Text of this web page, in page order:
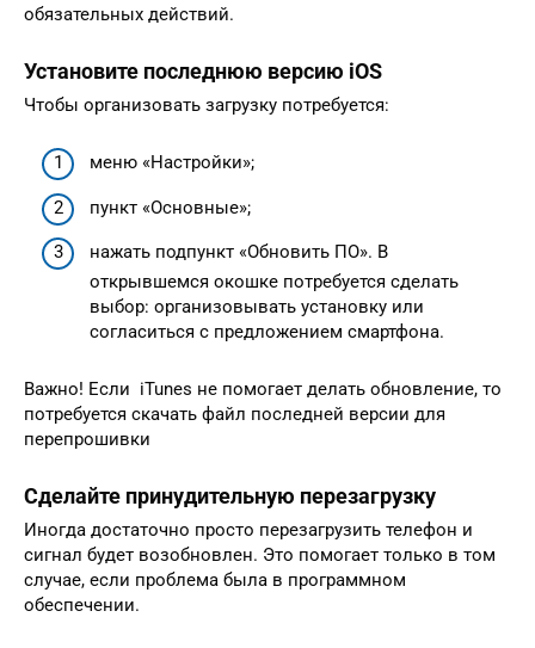
обязательных действий.
Установите последнюю версию iOS
Чтобы организовать загрузку потребуется:
меню «Настройки»;
пункт «Основные»;
нажать подпункт «Обновить ПО». В
открывшемся окошке потребуется сделать
выбор: организовывать установку или
согласиться с предложением смартфона.
Важно! Если iTunes не помогает делать обновление, то
потребуется скачать файл последней версии для
перепрошивки
Сделайте принудительную перезагрузку
Иногда достаточно просто перезагрузить телефон и
сигнал будет возобновлен. Это помогает только в том
случае, если проблема была в программном
обеспечении.